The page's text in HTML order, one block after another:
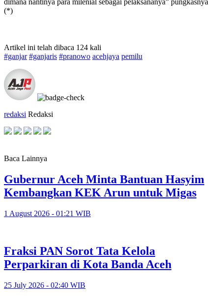
(*)
Artikel ini telah dibaca 124 kali
#ganjar #ganjaris #pranowo acehjaya pemilu
redaksi Redaksi
Baca Lainnya
Gubernur Aceh Minta Bantuan Hasyim
Kembangkan KEK Arun untuk Migas
1 August 2026 - 01:21 WIB
Fraksi PAN Sorot Tata Kelola
Perparkiran di Kota Banda Aceh
25 July 2026 - 02:40 WIB